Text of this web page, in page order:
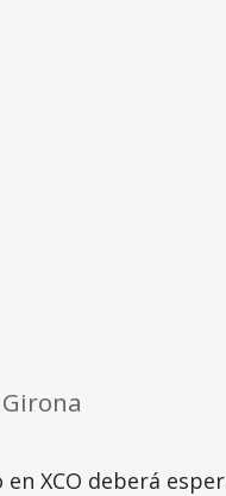
XCO deberá